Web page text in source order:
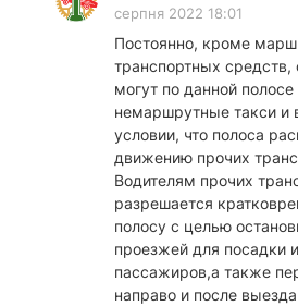
серпня 2022 18:01
Постоянно, кроме
транспортных средств,
могут по данной
немаршрутные такси и
условии, что полоса
движению прочих
Водителям прочих
разрешается
полосу с целью
проезжей для посадки
пассажиров,а также
направо и после